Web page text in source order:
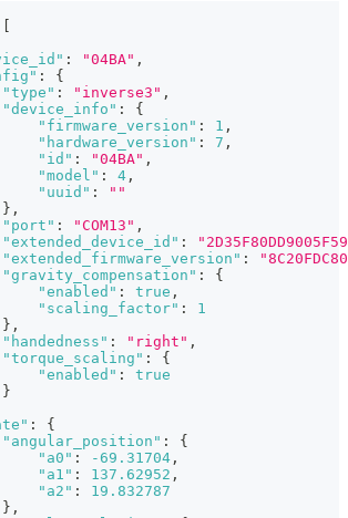
: "04BA" ,
:
{
"type" : "inverse3" ,
"device_info" :
{
"firmware_version" : 1 ,
"hardware_version" : 7 ,
"id" : "04BA" ,
"model" : 4 ,
"uuid" :
""
} ,
"port" : "COM13" ,
"extended_device_id" :
"extended_firmware_version" :
"gravity_compensation" :
{
"enabled" : true ,
"scaling_factor" :
1
} ,
"handedness" : "right" ,
"torque_scaling" :
{
"enabled" :
true
}
:
{
"angular_position" :
{
"a0" : -69.31704 ,
"a1" : 137.62952 ,
"a2" :
19.832787
} ,